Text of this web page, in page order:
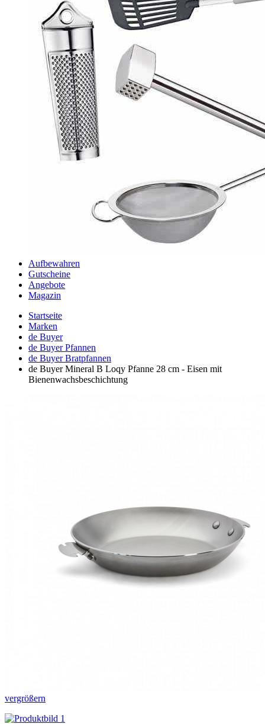
Aufbewahren
Gutscheine
Angebote
Magazin
Startseite
Marken
de Buyer
de Buyer Pfannen
de Buyer Bratpfannen
de Buyer Mineral B Loqy Pfanne 28 cm - Eisen mit
Bienenwachsbeschichtung
vergrößern